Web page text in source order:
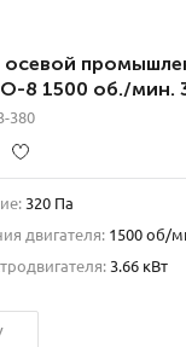
осевой
8 1500 об./мин.
380
320 Па
двигателя: 1500 об/
3.66 кВт